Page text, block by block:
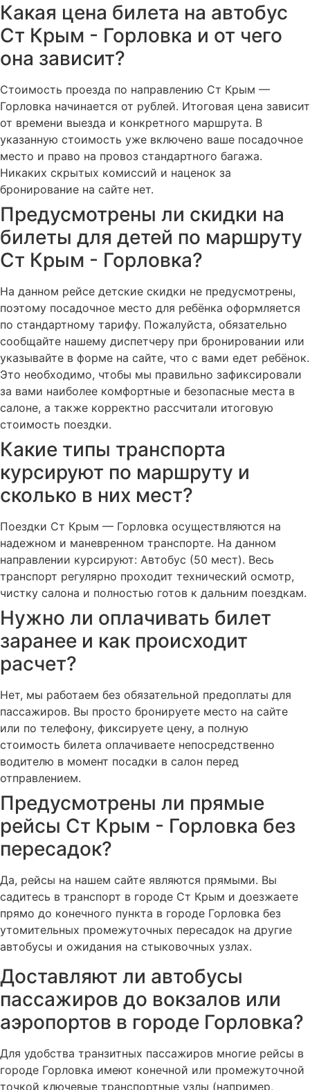
Какая цена билета на автобус
Ст Крым - Горловка и от чего
она зависит?
Стоимость проезда по направлению Ст Крым —
Горловка начинается от рублей. Итоговая цена зависит
от времени выезда и конкретного маршрута. В
указанную стоимость уже включено ваше посадочное
место и право на провоз стандартного багажа.
Никаких скрытых комиссий и наценок за
бронирование на сайте нет.
Предусмотрены ли скидки на
билеты для детей по маршруту
Ст Крым - Горловка?
На данном рейсе детские скидки не предусмотрены,
поэтому посадочное место для ребёнка оформляется
по стандартному тарифу. Пожалуйста, обязательно
сообщайте нашему диспетчеру при бронировании или
указывайте в форме на сайте, что с вами едет ребёнок.
Это необходимо, чтобы мы правильно зафиксировали
за вами наиболее комфортные и безопасные места в
салоне, а также корректно рассчитали итоговую
стоимость поездки.
Какие типы транспорта
курсируют по маршруту и
сколько в них мест?
Поездки Ст Крым — Горловка осуществляются на
надежном и маневренном транспорте. На данном
направлении курсируют: Автобус (50 мест). Весь
транспорт регулярно проходит технический осмотр,
чистку салона и полностью готов к дальним поездкам.
Нужно ли оплачивать билет
заранее и как происходит
расчет?
Нет, мы работаем без обязательной предоплаты для
пассажиров. Вы просто бронируете место на сайте
или по телефону, фиксируете цену, а полную
стоимость билета оплачиваете непосредственно
водителю в момент посадки в салон перед
отправлением.
Предусмотрены ли прямые
рейсы Ст Крым - Горловка без
пересадок?
Да, рейсы на нашем сайте являются прямыми. Вы
садитесь в транспорт в городе Ст Крым и доезжаете
прямо до конечного пункта в городе Горловка без
утомительных промежуточных пересадок на другие
автобусы и ожидания на стыковочных узлах.
Доставляют ли автобусы
пассажиров до вокзалов или
аэропортов в городе Горловка?
Для удобства транзитных пассажиров многие рейсы в
городе Горловка имеют конечной или промежуточной
точкой ключевые транспортные узлы (например,